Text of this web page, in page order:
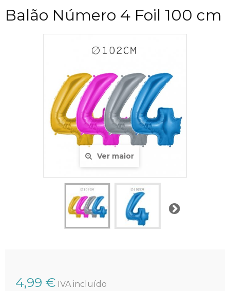
Balão Número 4 Foil 100 cm
Ver maior
Próximo
4,99 € IVA incluído